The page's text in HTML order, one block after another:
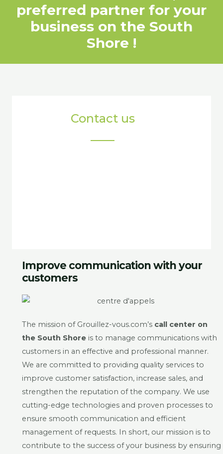
preferred partner for your
business on the South
Shore !
Contact us
Improve communication with your
customers
The mission of Grouillez-vous.com’s call center on
the South Shore is to manage communications with
customers in an effective and professional manner.
We are committed to providing quality services to
improve customer satisfaction, increase sales, and
strengthen the reputation of the company. We use
cutting-edge technologies and proven processes to
ensure smooth communication and efficient
management of requests. In short, our mission is to
contribute to the success of your business by ensuring